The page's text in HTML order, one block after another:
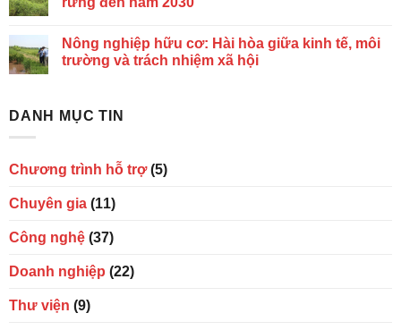
Nông nghiệp hữu cơ: Hài hòa giữa kinh tế, môi
trường và trách nhiệm xã hội
DANH MỤC TIN
Chương trình hỗ trợ(5)
Chuyên gia (11)
Công nghệ (37)
Doanh nghiệp (22)
Thư viện (9)